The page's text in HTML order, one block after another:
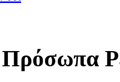
Πρόσωπα